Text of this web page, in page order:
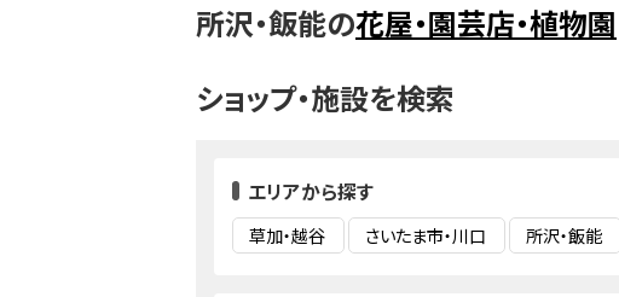
所沢・飯能の花屋・園芸店・植物園
ショップ・施設を検索
エリアから探す
草加・越谷 さいたま市・川口 所沢・飯能